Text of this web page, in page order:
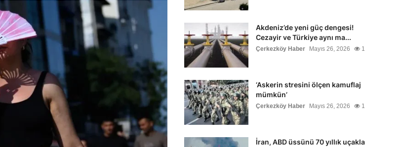
Akdeniz’de yeni güç dengesi!
Cezayir ve Türkiye aynı ma...
Çerkezköy Haber Mayıs 26, 2026 1
‘Askerin stresini ölçen kamuflaj
mümkün’
Çerkezköy Haber Mayıs 26, 2026 1
İran, ABD üssünü 70 yıllık uçakla